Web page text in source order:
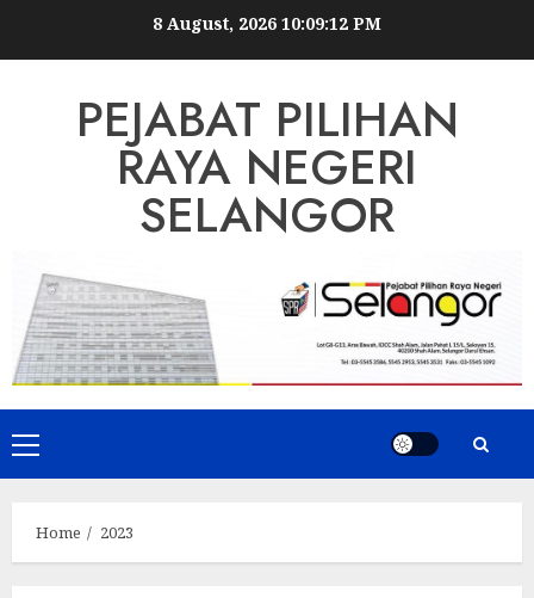
8 August, 2026 10:09:12 PM
PEJABAT PILIHAN
RAYA NEGERI
SELANGOR
Primary
Menu
Home 2023